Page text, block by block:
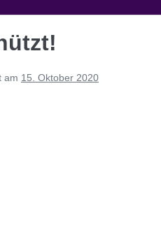
am 15. Oktober 2020